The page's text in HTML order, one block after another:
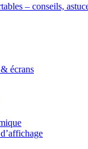
– conseils,
écrans